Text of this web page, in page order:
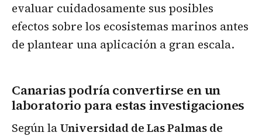
evaluar cuidadosamente sus posibles
efectos sobre los ecosistemas marinos antes
de plantear una aplicación a gran escala.
Canarias podría convertirse en un
laboratorio para estas investigaciones
Según laUniversidad de Las Palmas de